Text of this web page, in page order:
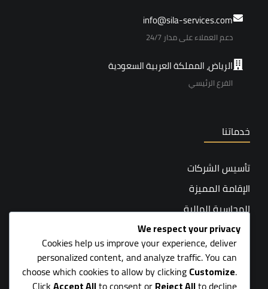
info@sila-services.com
دعم العملاء على مدار 24/7
الرياض، المملكة العربية السعودية
الفرع الرئيسي
خدماتنا
تأسيس الشركات
الإقامة المميزة
المحاسبة المالية
التسويق والإعلان
خدمات ما بعد التأسيس
المحاسبة القانونية
We respect your privacy
Cookies help us improve your experience, deliver
personalized content, and analyze traffic. You can
choose which cookies to allow by clickingCustomize.